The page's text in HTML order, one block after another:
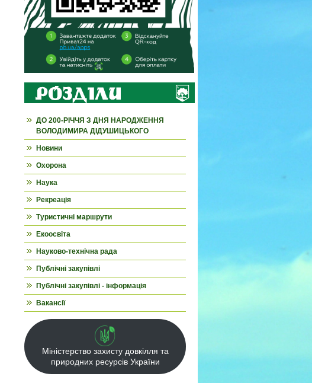
ДО 200-РІЧЧЯ З ДНЯ НАРОДЖЕННЯ
ВОЛОДИМИРА ДІДУШИЦЬКОГО
Новини
Охорона
Наука
Рекреація
Туристичні маршрути
Екоосвіта
Науково-технічна рада
Публічні закупівлі
Публічні закупівлі - інформація
Вакансії
Міністерство захисту довкілля та
природних ресурсів України